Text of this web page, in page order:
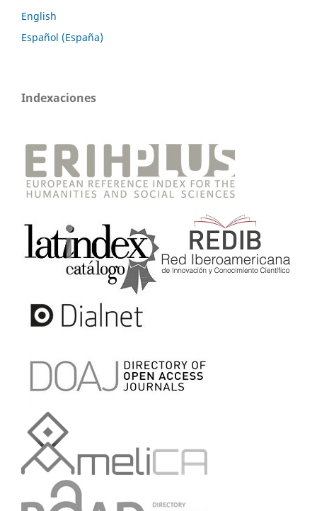
English
Español (España)
Indexaciones